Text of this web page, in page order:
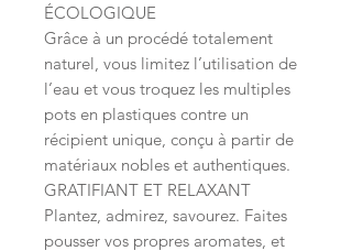
ÉCOLOGIQUE
Grâce à un procédé totalement
naturel, vous limitez l’utilisation de
l’eau et vous troquez les multiples
pots en plastiques contre un
récipient unique, conçu à partir de
matériaux nobles et authentiques.
GRATIFIANT ET RELAXANT
Plantez, admirez, savourez. Faites
pousser vos propres aromates, et